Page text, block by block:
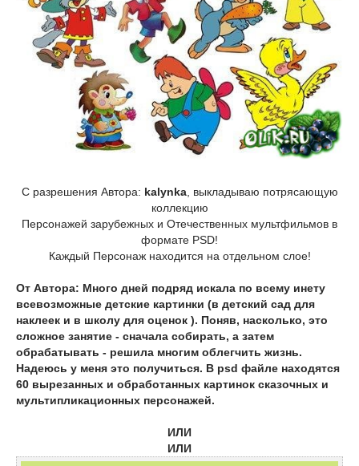
С разрешения Автора: kalynka, выкладываю потрясающую
коллекцию
Персонажей зарубежных и Отечественных мультфильмов в
формате PSD!
Каждый Персонаж находится на отдельном слое!
От Автора: Много дней подряд искала по всему инету
всевозможные детские картинки (в детский сад для
наклеек и в школу для оценок ). Поняв, насколько, это
сложное занятие - сначала собирать, а затем
обрабатывать - решила многим облегчить жизнь.
Надеюсь у меня это получиться. В psd файле находятся
60 вырезанных и обработанных картинок сказочных и
мультипликационных персонажей.
ИЛИ
ИЛИ